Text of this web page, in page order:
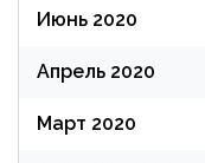
Июнь 2020
Апрель 2020
Март 2020